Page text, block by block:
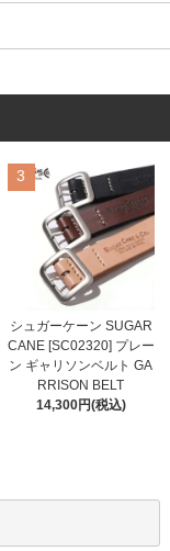
3
シュガーケーン SUGAR
CANE [SC02320] プレー
ン ギャリソンベルト GA
RRISON BELT
14,300円(税込)